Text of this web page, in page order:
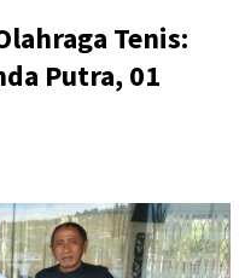
Tenis:
Putra, 01